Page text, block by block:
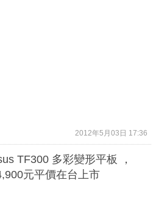
2012年5月03日 17:36
彩變形平板 ，
元平價在台上市